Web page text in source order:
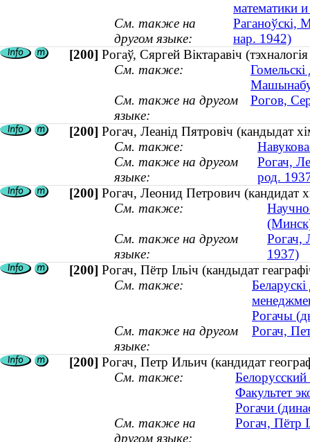
математики и
См. также на
другом языке:
Раганоўскі,
нар. 1942)
[200] Рогаў, Сяргей Віктаравіч
См. также:
См. также на другом
языке:
Рогов,
[200] Рогач, Леанiд Пятровiч (кандыдат
См. также:
См. также на другом
языке:
Рогач,
род.
[200] Рогач, Леонид Петрович (кандидат
См. также:
См. также на другом
языке:
Рогач,
1937)
[200] Рогач, Пётр Ільіч (кандыдат
См. также:
Рогачы
См. также на другом
языке:
Рогач,
[200] Рогач, Петр Ильич (кандидат
См. также:
Факультет
Рогачи
См. также на
другом языке:
Рогач, Пётр